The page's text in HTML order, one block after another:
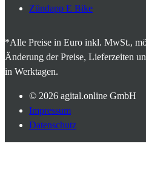
Zündapp E Bike
*Alle Preise in Euro inkl. MwSt.,
Änderung der Preise, Lieferzeiten
in Werktagen.
© 2026 agital.online GmbH
Impressum
Datenschutz